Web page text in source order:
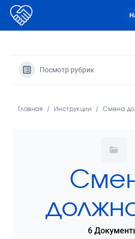
Посмотр рубрик
Главная Инструкции Смена
6